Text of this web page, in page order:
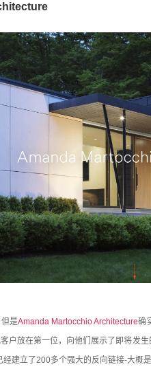
是Amanda Martocchio Architecture确
户放在第一位，向他们展示了即将发
建立了200多个强大的反向链接-大概